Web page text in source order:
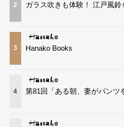
2 ガラス吹きも体験！ 江戸風鈴
3 Hanako Books
4 第81回「ある朝、妻がパンツ